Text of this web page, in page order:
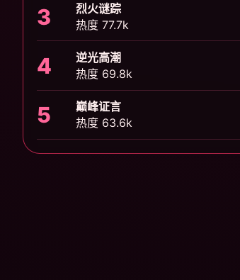
3
烈火谜踪
热度 77.7k
4
逆光高潮
热度 69.8k
5
巅峰证言
热度 63.6k